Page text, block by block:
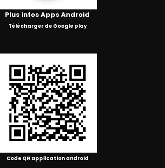
Plus infos Apps Android
Télécharger de Google play
Code QR application android